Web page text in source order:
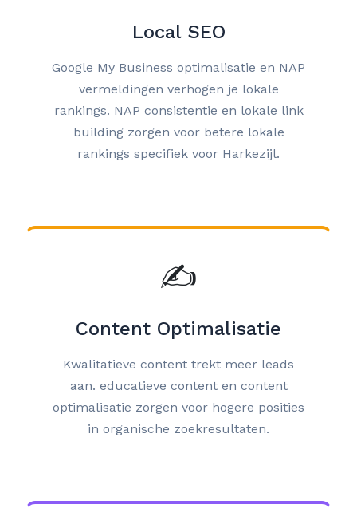
Local SEO
Google My Business optimalisatie en NAP
vermeldingen verhogen je lokale
rankings. NAP consistentie en lokale link
building zorgen voor betere lokale
rankings specifiek voor Harkezijl.
✍️
Content Optimalisatie
Kwalitatieve content trekt meer leads
aan. educatieve content en content
optimalisatie zorgen voor hogere posities
in organische zoekresultaten.